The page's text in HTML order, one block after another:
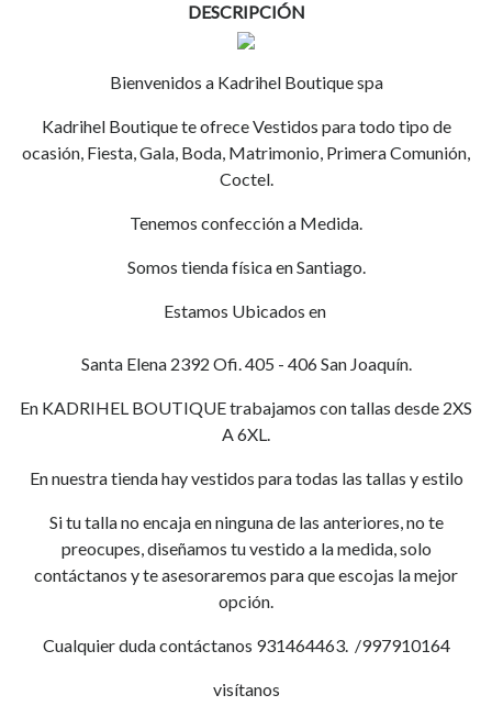
DESCRIPCIÓN
Bienvenidos a Kadrihel Boutique spa
Kadrihel Boutique te ofrece Vestidos para todo tipo de
ocasión, Fiesta, Gala, Boda, Matrimonio, Primera Comunión,
Coctel.
Tenemos confección a Medida.
Somos tienda física en Santiago.
Estamos Ubicados en
Santa Elena 2392 Ofi. 405 - 406 San Joaquín.
En KADRIHEL BOUTIQUE trabajamos con tallas desde 2XS
A 6XL.
En nuestra tienda hay vestidos para todas las tallas y estilo
Si tu talla no encaja en ninguna de las anteriores, no te
preocupes, diseñamos tu vestido a la medida, solo
contáctanos y te asesoraremos para que escojas la mejor
opción.
Cualquier duda contáctanos 931464463. /997910164
visítanos